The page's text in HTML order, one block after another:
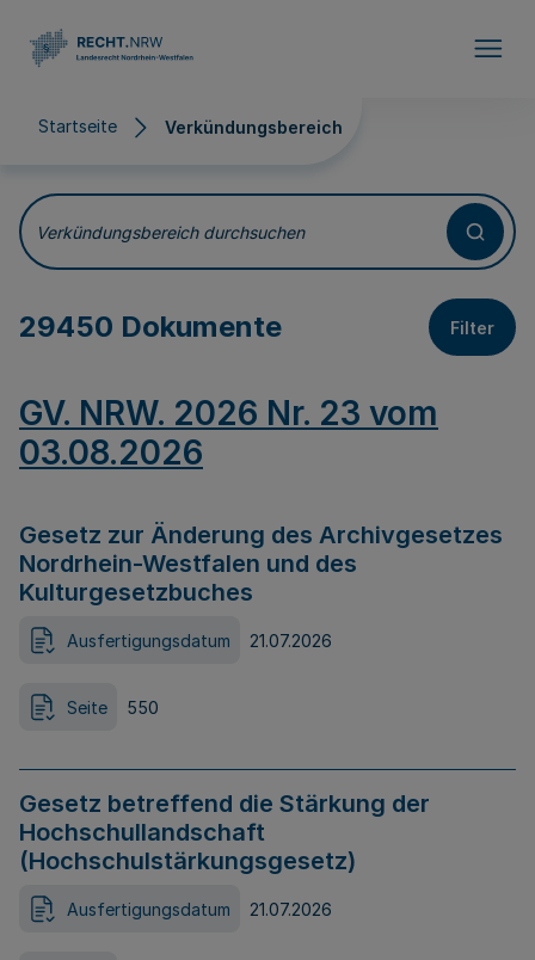
Startseite Verkündungsbereich
Verkündungsbereich
Verkündungsbereich durchsuchen
29450 Dokumente Filter
GV. NRW. 2026 Nr. 23 vom
03.08.2026
Gesetz zur Änderung des Archivgesetzes
Nordrhein-Westfalen und des
Kulturgesetzbuches
Ausfertigungsdatum 21.07.2026
Seite 550
Gesetz betreffend die Stärkung der
Hochschullandschaft
(Hochschulstärkungsgesetz)
Ausfertigungsdatum 21.07.2026